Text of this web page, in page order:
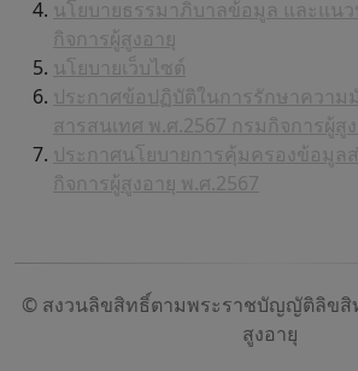
นโยบายธรรมาภิบาลข้อมูล และแน
กิจการผู้สูงอายุ
นโยบายเว็บไซต์
ประกาศข้อปฏิบัติในการรักษาควา
สารสนเทศ พ.ศ.2567 กรมกิจการผู้สู
ประกาศนโยบายการคุ้มครองข้อมูล
กิจการผู้สูงอายุ พ.ศ.2567
© สงวนลิขสิทธิ์ตามพระราชบัญญัติลิขสิ
สูงอายุ